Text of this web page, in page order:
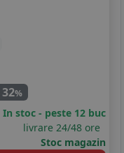
32%
In stoc - peste 12 buc
livrare 24/48 ore
Stoc magazin